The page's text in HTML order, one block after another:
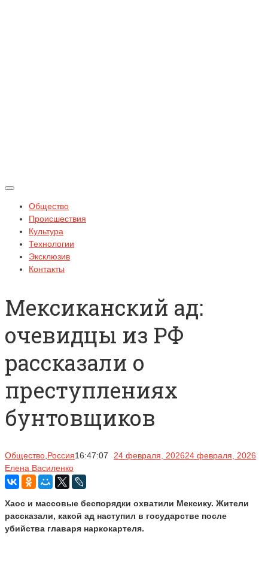
Общество
Происшествия
Культура
Технологии
Эксклюзив
Контакты
Мексиканский ад:
очевидцы из РФ
рассказали о
преступлениях
бунтовщиков
Общество Россия16:47:07 24 февраля, 202624 февраля, 2026
Елена Василенко
Хаос и массовые беспорядки охватили Мексику. Жители
рассказали, какой ад наступил в государстве после
убийства главаря наркокартеля.